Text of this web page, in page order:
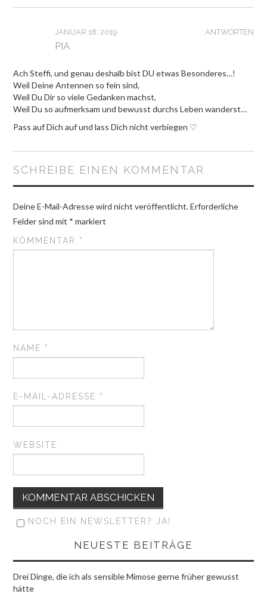
ANTWORTEN
JANUAR 18, 2019
PIA
Ach Steffi, und genau deshalb bist DU etwas Besonderes…!
Weil Deine Antennen so fein sind,
Weil Du Dir so viele Gedanken machst,
Weil Du so aufmerksam und bewusst durchs Leben wanderst…
Pass auf Dich auf und lass Dich nicht verbiegen ♡
SCHREIBE EINEN KOMMENTAR
Deine E-Mail-Adresse wird nicht veröffentlicht. Erforderliche
Felder sind mit * markiert
KOMMENTAR *
NAME *
E-MAIL-ADRESSE *
WEBSITE
NOCH EIN NEWSLETTER? JA!
NEUESTE BEITRÄGE
Drei Dinge, die ich als sensible Mimose gerne früher gewusst
hätte